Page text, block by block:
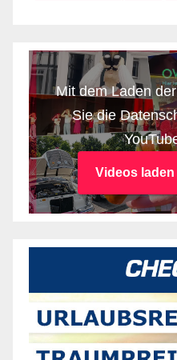
Mit dem Laden
Sie die
Videos